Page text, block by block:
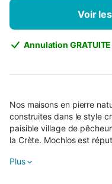
Voir
Annulation GRATUITE
Nos maisons en pierre
construites dans le style
paisible village de
la Crète. Mochlos est
Plus